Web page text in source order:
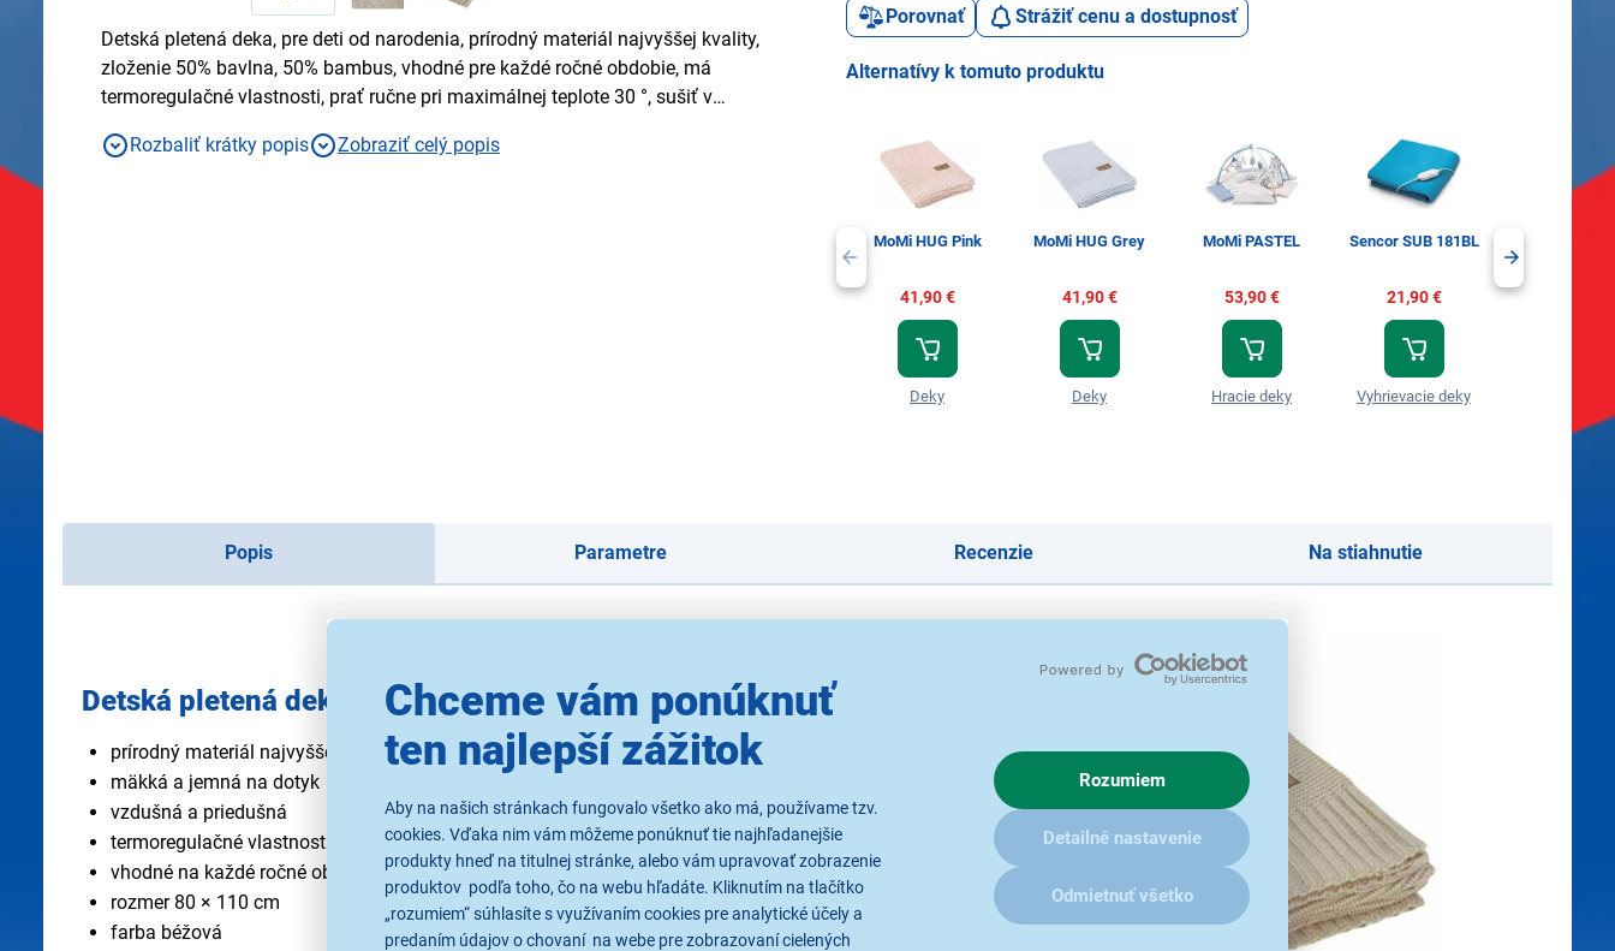
Chceme vám ponúknuť
ten najlepší zážitok
Aby na našich stránkach fungovalo všetko ako má, používame tzv.
cookies. Vďaka nim vám môžeme ponúknuť tie najhľadanejšie
produkty hneď na titulnej stránke, alebo vám upravovať zobrazenie
produktov podľa toho, čo na webu hľadáte. Kliknutím na tlačítko
„rozumiem“ súhlasíte s využívaním cookies pre analytické účely a
predaním údajov o chovaní na webe pre zobrazovaní cielených
Rozumiem
Detailné nastavenie
Odmietnuť všetko
Detská pletená deka, pre deti od narodenia, prírodný materiál najvyššej kvality,
zloženie 50% bavlna, 50% bambus, vhodné pre každé ročné obdobie, má
termoregulačné vlastnosti, prať ručne pri maximálnej teplote 30 °, sušiť v
Rozbaliť krátky popis
Zobraziť celý popis
Porovnať Strážiť cenu a dostupnosť
Alternatívy k tomuto produktu
MoMi HUG Pink
41,90 €
Deky
MoMi HUG Grey
41,90 €
Deky
MoMi PASTEL
53,90 €
Hracie deky
Sencor SUB 181BL
21,90 €
Vyhrievacie deky
Popis Parametre Recenzie Na stiahnutie
Detská pletená deka MoMi HUG Beige
prírodný materiál najvyššej kvality
mäkká a jemná na dotyk
vzdušná a priedušná
termoregulačné vlastnosti
vhodné na každé ročné obdobie
rozmer 80 × 110 cm
farba béžová